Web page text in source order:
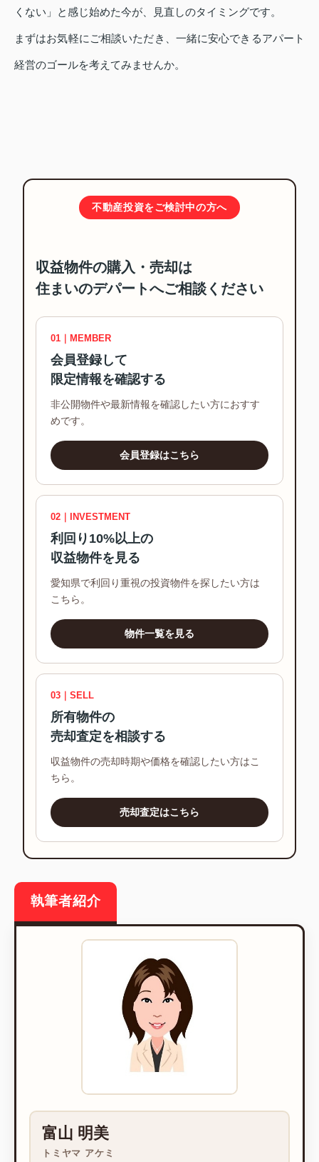
くない」と感じ始めた今が、見直しのタイミングです。
まずはお気軽にご相談いただき、一緒に安心できるアパート
経営のゴールを考えてみませんか。
不動産投資をご検討中の方へ
収益物件の購入・売却は
住まいのデパートへご相談ください
01｜MEMBER
会員登録して
限定情報を確認する
非公開物件や最新情報を確認したい方におすす
めです。
会員登録はこちら
02｜INVESTMENT
利回り10%以上の
収益物件を見る
愛知県で利回り重視の投資物件を探したい方は
こちら。
物件一覧を見る
03｜SELL
所有物件の
売却査定を相談する
収益物件の売却時期や価格を確認したい方はこ
ちら。
売却査定はこちら
執筆者紹介
富山 明美
トミヤマ アケミ